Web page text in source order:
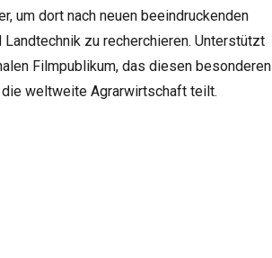
um dort nach neuen beein­dru­cken­den
zu recher­chie­ren. Unter­stützt
Film­pu­bli­kum, das die­sen beson­de­ren
welt­weite Agrar­wirt­schaft teilt.